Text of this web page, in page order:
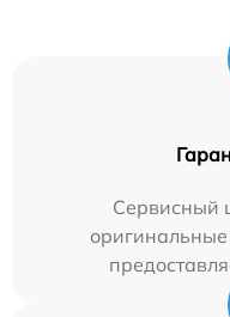
Сервисный
оригинальные